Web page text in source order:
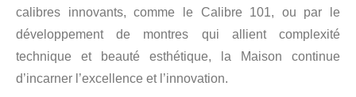
calibres innovants, comme le Calibre 101, ou par le
développement de montres qui allient complexité
technique et beauté esthétique, la Maison continue
d’incarner l’excellence et l’innovation.